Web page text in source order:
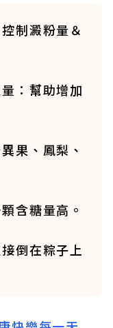
制澱粉量＆
：幫助增加
果、鳳梨、
含糖量高。
倒在粽子上